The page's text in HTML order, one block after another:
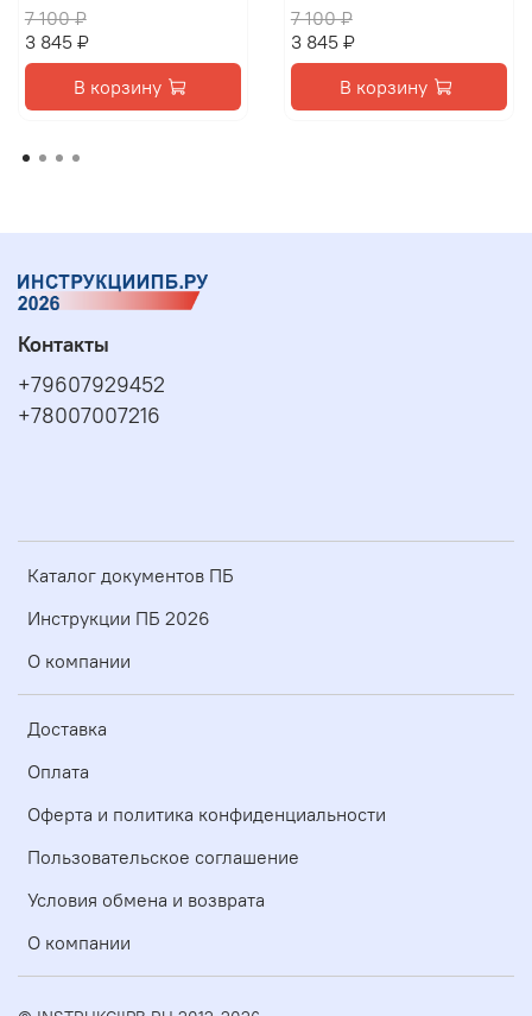
7 100 ₽
3 845 ₽
В корзину
7 100 ₽
3 845 ₽
В корзину
Каталог документов ПБ
Инструкции ПБ 2026
О компании
Доставка
Оплата
Оферта и политика конфиденциальности
Пользовательское соглашение
Условия обмена и возврата
О компании
Контакты
+79607929452
+78007007216